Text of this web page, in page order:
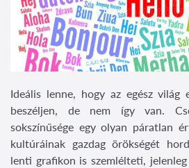
Ideális lenne, hogy az egész világ
beszéljen, de nem így van.
sokszínűsége egy olyan páratlan
kultúráinak gazdag örökségét
lenti grafikon is szemlélteti,